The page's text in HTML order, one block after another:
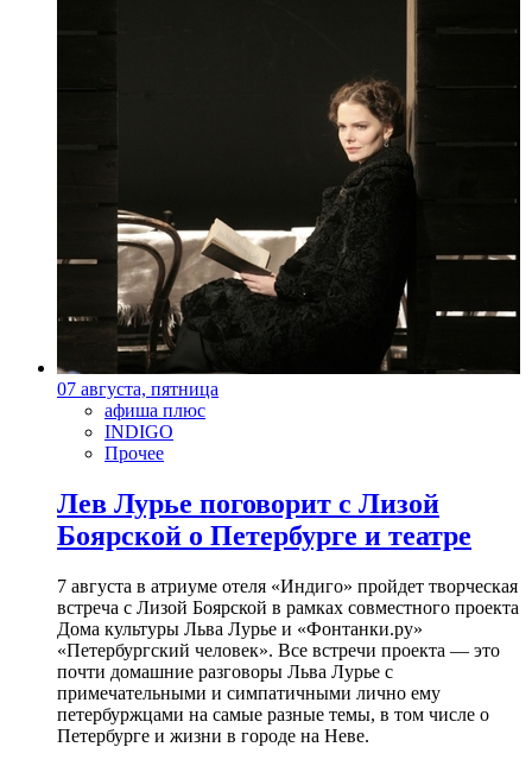
07 августа, пятница
афиша плюс
INDIGO
Прочее
Лев Лурье поговорит с Лизой
Боярской о Петербурге и театре
7 августа в атриуме отеля «Индиго» пройдет творческая
встреча с Лизой Боярской в рамках совместного проекта
Дома культуры Льва Лурье и «Фонтанки.ру»
«Петербургский человек». Все встречи проекта — это
почти домашние разговоры Льва Лурье с
примечательными и симпатичными лично ему
петербуржцами на самые разные темы, в том числе о
Петербурге и жизни в городе на Неве.